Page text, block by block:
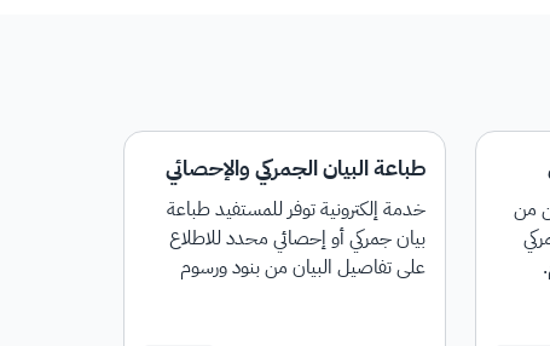
من
طباعة البيان الجمركي والإحصائي
خدمة إلكترونية توفر للمستفيد طباعة
بيان جمركي أو إحصائي محدد للاطلاع
على تفاصيل البيان من بنود ورسوم